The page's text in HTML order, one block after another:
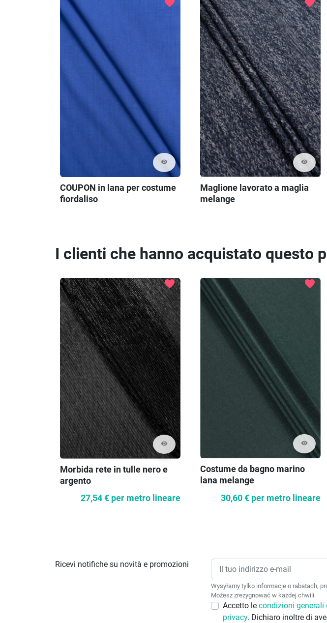
visibility
favorite
COUPON in lana per costume
fiordaliso
visibility
favorite
Maglione lavorato a maglia
melange
I clienti che hanno acquistato questo
visibility
favorite
Morbida rete in tulle nero e
argento
27,54 € per metro lineare
visibility
favorite
Costume da bagno marino
lana melange
30,60 € per metro lineare
Ricevi notifiche su novità e promozioni
Wysyłamy tylko informacje o rabatach,
Możesz zrezygnować w każdej chwili.
Accetto le condizioni generali
privacy. Dichiaro inoltre di